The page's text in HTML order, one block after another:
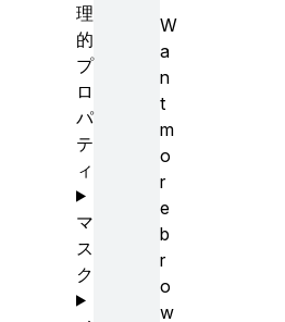
W
a
n
t
m
o
r
e
b
r
o
w
理
的
プ
ロ
パ
テ
ィ
マ
ス
ク